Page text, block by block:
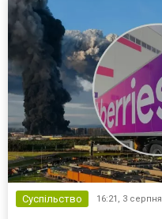
Суспільство 16:21, 3 серпня